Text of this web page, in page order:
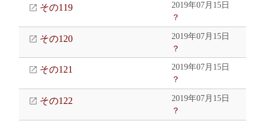
その119
2019年07月15日
？
その120
2019年07月15日
？
その121
2019年07月15日
？
その122
2019年07月15日
？